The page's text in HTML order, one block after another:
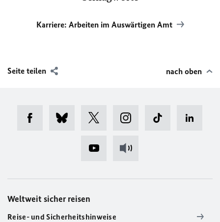
Karriere: Arbeiten im Auswärtigen Amt
Seite teilen nach oben
Weltweit sicher reisen
Reise- und Sicherheitshinweise